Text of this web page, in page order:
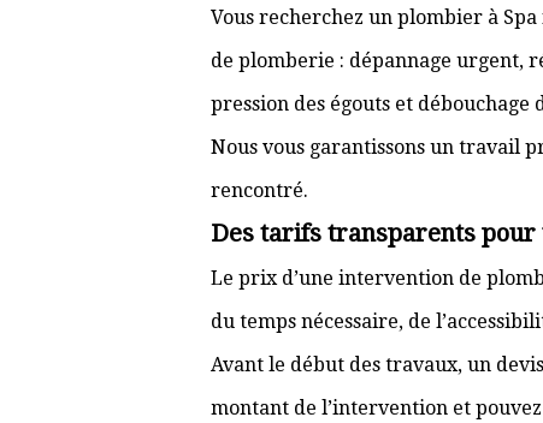
Vous recherchez un plombier à
de plomberie : dépannage urgent,
pression des égouts et débouchage
Nous vous garantissons un travail
rencontré.
Des tarifs transparents pour
Le prix d’une intervention de
du temps nécessaire, de
Avant le début des travaux, un
montant de l’intervention et